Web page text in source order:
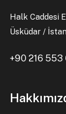
Halk Caddesi
Üsküdar /
+90 216 553